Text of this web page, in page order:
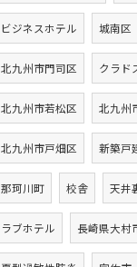
ビジネスホテル 城南区
北九州市門司区 クラド
北九州市若松区 北九州
北九州市戸畑区 新築戸
那珂川町 校舎 天井
ラブホテル 長崎県大村